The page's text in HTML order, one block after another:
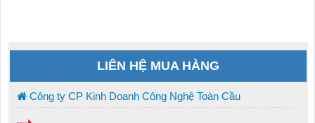
LIÊN HỆ MUA HÀNG
Công ty CP Kinh Doanh Công Nghệ Toàn Cầu